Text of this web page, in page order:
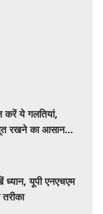
करें ये गलतियां,
रखने का आसान
यूपी एनएचएम